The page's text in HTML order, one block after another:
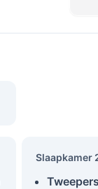
Slaapkamer